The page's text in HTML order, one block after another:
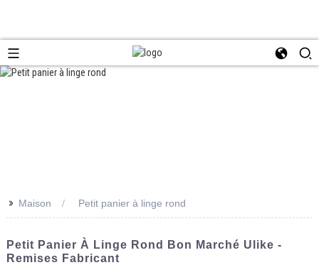
>> Maison Petit panier à linge rond
Petit Panier À Linge Rond Bon Marché Ulike -
Remises Fabricant